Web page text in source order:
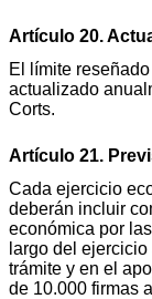
Artículo 20.
El límite
actualizado
Corts.
Artículo 21.
Cada ejercicio
deberán incluir
económica por
largo del
trámite y en el
de 10.000 firmas